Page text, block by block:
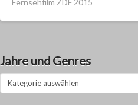
Fernsehfilm ZDF 2015
Jahre und Genres
Jahre
und